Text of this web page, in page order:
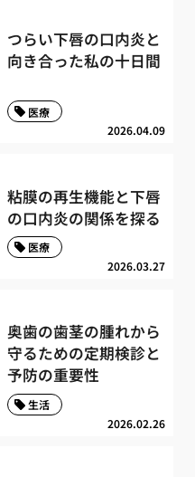
つらい下唇の口内炎と
向き合った私の十日間
2026.04.09
医療
粘膜の再生機能と下唇
の口内炎の関係を探る
2026.03.27
医療
奥歯の歯茎の腫れから
守るための定期検診と
予防の重要性
2026.02.26
生活